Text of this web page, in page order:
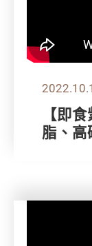
【即
脂、高